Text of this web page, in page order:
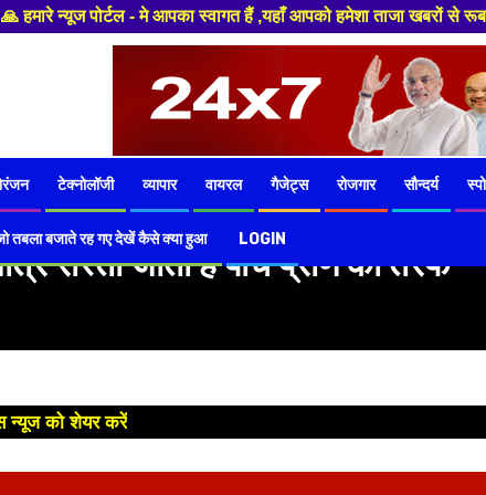
आपका स्वागत हैं ,यहाँ आपको हमेशा ताजा खबरों से रूबरू कराया जाएगा ,
टेक्नोलॉजी व्यापार वायरल गैजेट्स रोजगार सौन्दर्य
जो तबला बजाते रह गए देखें कैसे क्या हुआ LOGIN
रास्ता जाता है पांच प्राण की तरफ
न्यूज को शेयर करें